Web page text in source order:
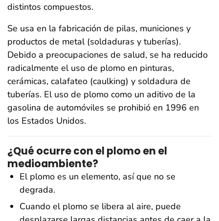
distintos compuestos.
Se usa en la fabricación de pilas, municiones y
productos de metal (soldaduras y tuberías).
Debido a preocupaciones de salud, se ha reducido
radicalmente el uso de plomo en pinturas,
cerámicas, calafateo (caulking) y soldadura de
tuberías. El uso de plomo como un aditivo de la
gasolina de automóviles se prohibió en 1996 en
los Estados Unidos.
¿Qué ocurre con el plomo en el
medioambiente?
El plomo es un elemento, así que no se
degrada.
Cuando el plomo se libera al aire, puede